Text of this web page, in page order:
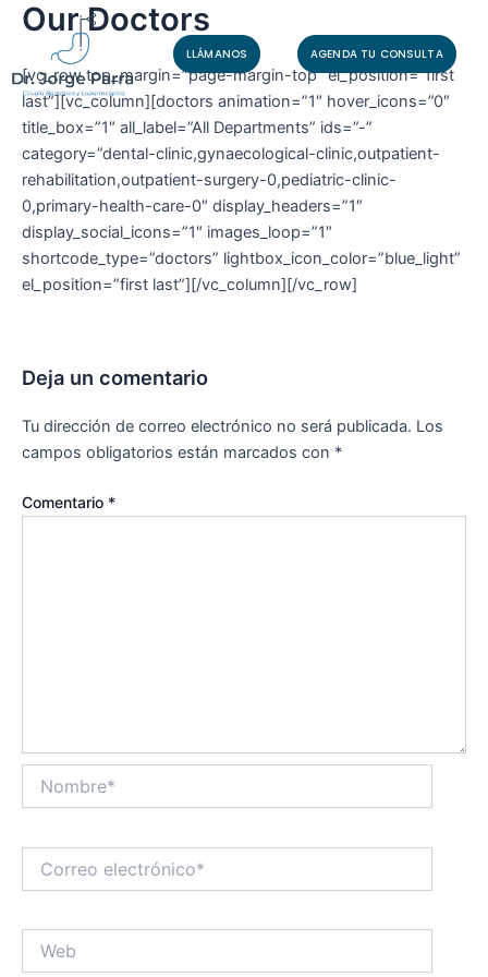
contenido
LLÁMANOS AGENDA TU CONSULTA
Our Doctors
[vc_row top_margin=”page-margin-top” el_position=”first
last”][vc_column][doctors animation=”1″ hover_icons=”0″
title_box=”1″ all_label=”All Departments” ids=”-”
category=”dental-clinic,gynaecological-clinic,outpatient-
rehabilitation,outpatient-surgery-0,pediatric-clinic-
0,primary-health-care-0″ display_headers=”1″
display_social_icons=”1″ images_loop=”1″
shortcode_type=”doctors” lightbox_icon_color=”blue_light”
el_position=”first last”][/vc_column][/vc_row]
Deja un comentario
Tu dirección de correo electrónico no será publicada. Los
campos obligatorios están marcados con *
Comentario *
electrónico*